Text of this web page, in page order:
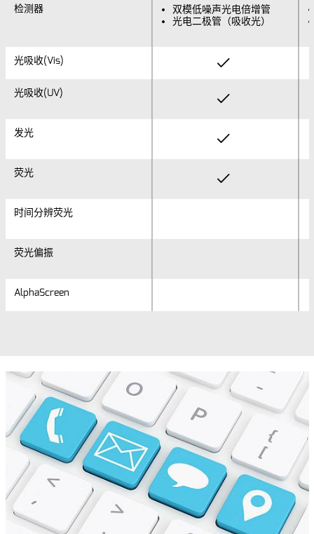
检测器
光吸收(Vis)
光吸收(UV)
发光
荧光
时间分辨荧光
荧光偏振
AlphaScreen
检测器
双模低噪声光电倍增管
光电二极管（吸收光）
光吸收(Vis)
光吸收(UV)
发光
荧光
时间分辨荧光
荧光偏振
AlphaScreen